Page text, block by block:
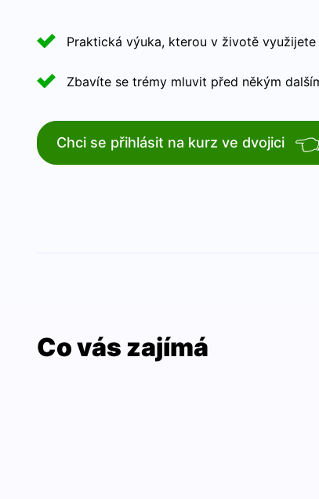
Praktická výuka, kterou v životě využijete
Zbavíte se trémy mluvit před někým
Chci se přihlásit na kurz ve dvojici
Co vás zajímá